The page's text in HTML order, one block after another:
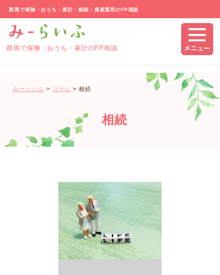
群馬で保険・おうち・家計・相続・資産運用のFP相談
群馬で保険・おうち・家計のFP相談
みーらいふ > コラム > 相続
相続